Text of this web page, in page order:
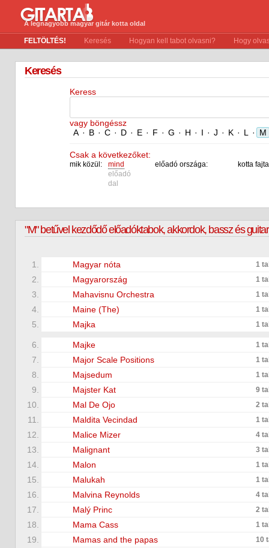
A legnagyobb magyar gitár kotta oldal
FELTÖLTÉS! Keresés Hogyan kell tabot olvasni? Hogy
Keresés
Keress
vagy böngéssz
A · B · C · D · E · F · G · H · I · J · K · L · M
Csak a következőket:
mik közül:
mind
előadó
dal
előadó országa: kotta
"M" betűvel kezdődőelőadóktabok, akkordok, bassz és
1. Magyar nóta 1
2. Magyarország 1
3. Mahavisnu Orchestra 1
4. Maine (The) 1
5. Majka 1
6. Majke 1
7. Major Scale Positions 1
8. Majsedum 1
9. Majster Kat 9
10. Mal De Ojo 2
11. Maldita Vecindad 1
12. Malice Mizer 4
13. Malignant 3
14. Malon 1
15. Malukah 1
16. Malvina Reynolds 4
17. Malý Princ 2
18. Mama Cass 1
19. Mamas and the papas 10